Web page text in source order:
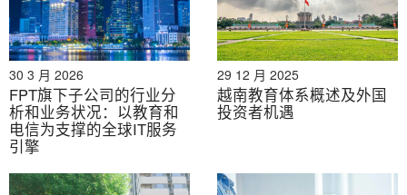
* 如需引用本文中的任何信息，请注明出处并附上原文链
接，以尊重版权。.
B&公司
自2008年以来，我们是首家专注于越南市场调研的日本
公司。我们提供广泛的服务，包括行业报告、行业访
谈、消费者调查和商业配对。此外，我们近期还建立了
一个包含超过90万家越南企业的数据库，可用于寻找合
30 3 月 2026
FPT旗下子公司的行业分
析和业务状况：以教育和
电信为支撑的全球IT服务
引擎
29 12 月 2025
越南教育体系概述及外国
投资者机遇